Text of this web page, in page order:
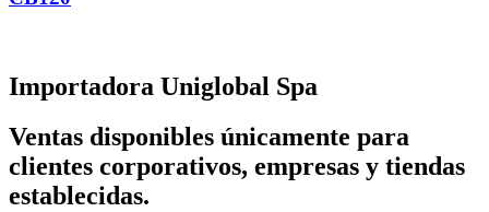
Importadora Uniglobal Spa
Ventas disponibles únicamente para
clientes corporativos, empresas y tiendas
establecidas.